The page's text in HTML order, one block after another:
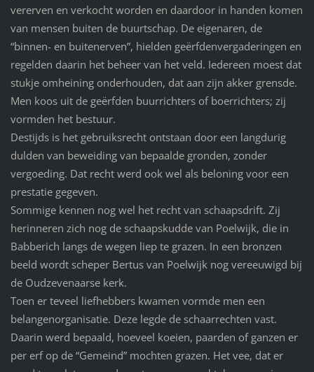
vererven en verkocht worden en daardoor in handen komen
van mensen buiten de buurtschap. De eigenaren, de
“binnen- en buitenerven”, hielden geërfdenvergaderingen en
regelden daarin het beheer van het veld. Iedereen moest dat
stukje omheining onderhouden, dat aan zijn akker grensde.
Men koos uit de geërfden buurrichters of boerrichters; zij
vormden het bestuur.
Destijds is het gebruiksrecht ontstaan door een langdurig
dulden van beweiding van bepaalde gronden, zonder
vergoeding. Dat recht werd ook wel als beloning voor een
prestatie gegeven.
Sommige kennen nog wel het recht van schaapsdrift. Zij
herinneren zich nog de schaapskudde van Poelwijk, die in
Babberich langs de wegen liep te grazen. In een bronzen
beeld wordt scheper Bertus van Poelwijk nog vereeuwigd bij
de Oudzevenaarse kerk.
Toen er teveel liefhebbers kwamen vormde men een
belangenorganisatie. Deze legde de schaarrechten vast.
Daarin werd bepaald, hoeveel koeien, paarden of ganzen er
per erf op de “Gemeind” mochten grazen. Het vee, dat er